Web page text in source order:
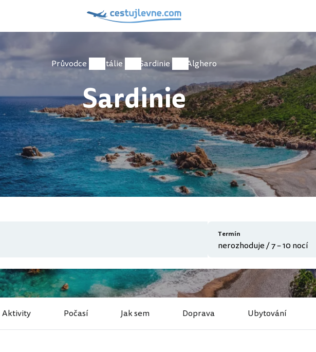
Průvodce Itálie Sardinie Alghero
Sardinie
Termín
Aktivity Počasí Jak sem Doprava Ubytování